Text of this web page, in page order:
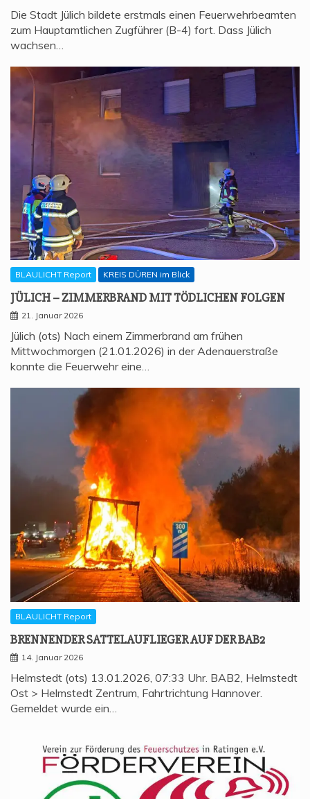
Die Stadt Jülich bildete erstmals einen Feuerwehrbeamten
zum Hauptamtlichen Zugführer (B-4) fort. Dass Jülich
wachsen…
BLAULICHT Report KREIS DÜREN im Blick
JÜLICH – ZIM­MER­BRAND MIT TÖD­LI­CHEN FOLGEN
21. Januar 2026
Jülich (ots) Nach einem Zimmerbrand am frühen
Mittwochmorgen (21.01.2026) in der Adenauerstraße
konnte die Feuerwehr eine…
BLAULICHT Report
BREN­NEN­DER SAT­TEL­AUF­LIE­GER AUF DER BAB2
14. Januar 2026
Helmstedt (ots) 13.01.2026, 07:33 Uhr. BAB2, Helmstedt
Ost > Helmstedt Zentrum, Fahrtrichtung Hannover.
Gemeldet wurde ein…